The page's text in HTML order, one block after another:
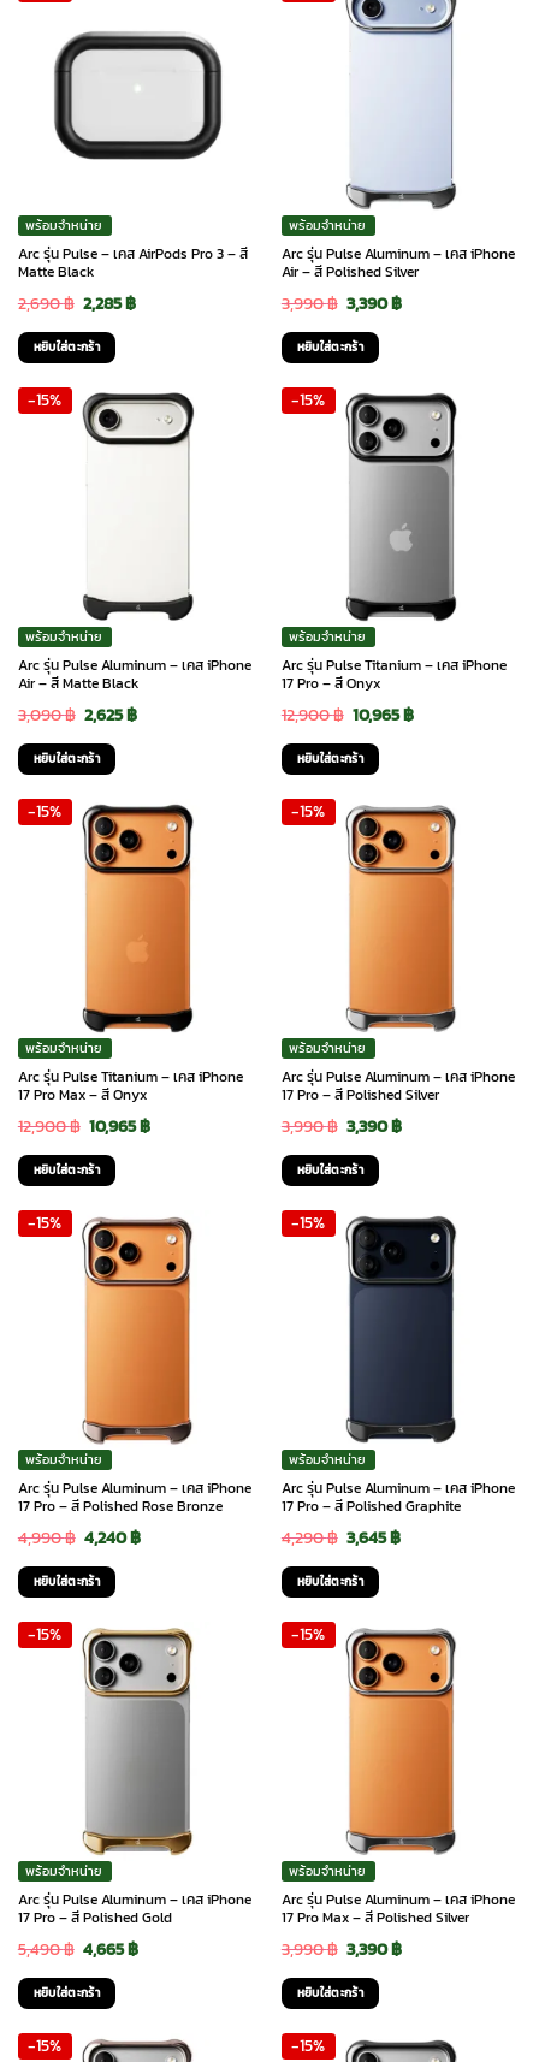
พร้อมจำหน่าย
Arc รุ่น Pulse – เคส AirPods Pro 3 – สี
Matte Black
2,690฿ Original
price
was:
2,690 ฿.
2,285฿Current
2,285 ฿.
หยิบใส่ตะกร้า
พร้อมจำหน่าย
Arc รุ่น Pulse Aluminum – เคส iPhone
Air – สี Polished Silver
3,990฿ Original
price
was:
3,990 ฿.
3,390฿Current
3,390 ฿.
หยิบใส่ตะกร้า
-15%
พร้อมจำหน่าย
Arc รุ่น Pulse Aluminum – เคส iPhone
Air – สี Matte Black
3,090฿ Original
price
was:
3,090 ฿.
2,625฿Current
2,625 ฿.
หยิบใส่ตะกร้า
-15%
พร้อมจำหน่าย
Arc รุ่น Pulse Titanium – เคส iPhone
17 Pro – สี Onyx
12,900฿ Original
price
was:
12,900 ฿.
10,965฿Current
10,965 ฿.
หยิบใส่ตะกร้า
-15%
พร้อมจำหน่าย
Arc รุ่น Pulse Titanium – เคส iPhone
17 Pro Max – สี Onyx
12,900฿ Original
price
was:
12,900 ฿.
10,965฿Current
10,965 ฿.
หยิบใส่ตะกร้า
-15%
พร้อมจำหน่าย
Arc รุ่น Pulse Aluminum – เคส iPhone
17 Pro – สี Polished Silver
3,990฿ Original
price
was:
3,990 ฿.
3,390฿Current
3,390 ฿.
หยิบใส่ตะกร้า
-15%
พร้อมจำหน่าย
Arc รุ่น Pulse Aluminum – เคส iPhone
17 Pro – สี Polished Rose Bronze
4,990฿ Original
price
was:
4,990 ฿.
4,240฿Current
4,240 ฿.
หยิบใส่ตะกร้า
-15%
พร้อมจำหน่าย
Arc รุ่น Pulse Aluminum – เคส iPhone
17 Pro – สี Polished Graphite
4,290฿ Original
price
was:
4,290 ฿.
3,645฿Current
3,645 ฿.
หยิบใส่ตะกร้า
-15%
พร้อมจำหน่าย
Arc รุ่น Pulse Aluminum – เคส iPhone
17 Pro – สี Polished Gold
5,490฿ Original
price
was:
5,490 ฿.
4,665฿Current
4,665 ฿.
หยิบใส่ตะกร้า
-15%
พร้อมจำหน่าย
Arc รุ่น Pulse Aluminum – เคส iPhone
17 Pro Max – สี Polished Silver
3,990฿ Original
price
was:
3,990 ฿.
3,390฿Current
3,390 ฿.
หยิบใส่ตะกร้า
-15% -15%